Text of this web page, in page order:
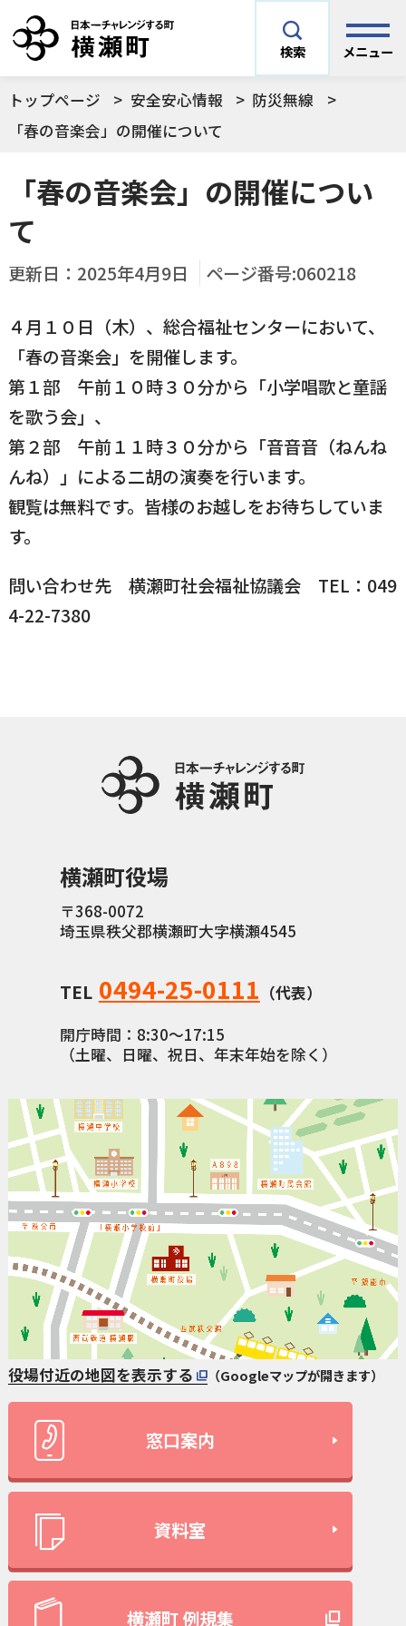
検索 メニュー
サイト内検索
メニューを閉じる
安全安心情報
できごとや場面から探す
育児／子育て
予防接種／健診など
入学／転入学
おくやみ
印鑑登録 戸籍の届出
国民健康保険 マイナンバー
各種申請書
よく利用されているコンテンツ
横瀬町の施設
横瀬のふるさと納税
小児科オンライン
手続きガイド
横瀬町公式note
暮らしの便利帳「わかる」
暮らし・手続き・
健康・福祉
子育て・教育・生
涯学習
施設・文化 事業者の方向け
窓口案内 トップページ
メニューを閉じる
トップページ 安全安心情報
防災無線
「春の音楽会」の開催について
「春の音楽会」の開催につい
て
更新日： 2025年4月9日 ページ番号:060218
４月１０日（木）、総合福祉センターにおいて、
「春の音楽会」を開催します。
第１部 午前１０時３０分から「小学唱歌と童謡
を歌う会」、
第２部 午前１１時３０分から「音音音（ねんね
んね）」による二胡の演奏を行います。
観覧は無料です。皆様のお越しをお待ちしていま
す。
問い合わせ先 横瀬町社会福祉協議会 TEL：049
4-22-7380
横瀬町役場
〒368-0072
埼玉県秩父郡横瀬町大字横瀬4545
TEL 0494-25-0111 （代表）
開庁時間：8:30〜17:15
（土曜、日曜、祝日、年末年始を除く）
役場付近の地図を表示する （Googleマップが開きます）
窓口案内
資料室
横瀬町 例規集